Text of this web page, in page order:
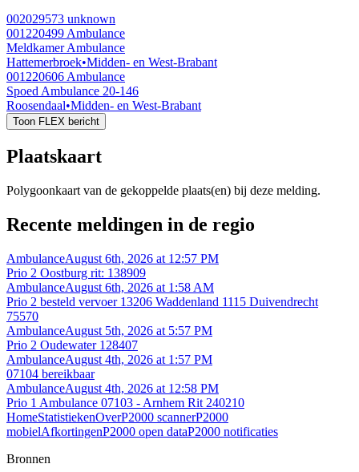
002029573 unknown
001220499 Ambulance
Meldkamer Ambulance
Hattemerbroek•Midden- en West-Brabant
001220606 Ambulance
Spoed Ambulance 20-146
Roosendaal•Midden- en West-Brabant
Toon FLEX bericht
Plaatskaart
Polygoonkaart van de gekoppelde plaats(en) bij deze melding.
Recente meldingen in de regio
AmbulanceAugust 6th, 2026 at 12:57 PM
Prio 2 Oostburg rit: 138909
AmbulanceAugust 6th, 2026 at 1:58 AM
Prio 2 besteld vervoer 13206 Waddenland 1115 Duivendrecht
75570
AmbulanceAugust 5th, 2026 at 5:57 PM
Prio 2 Oudewater 128407
AmbulanceAugust 4th, 2026 at 1:57 PM
07104 bereikbaar
AmbulanceAugust 4th, 2026 at 12:58 PM
Prio 1 Ambulance 07103 - Arnhem Rit 240210
HomeStatistiekenOverP2000 scannerP2000
mobielAfkortingenP2000 open dataP2000 notificaties
Bronnen